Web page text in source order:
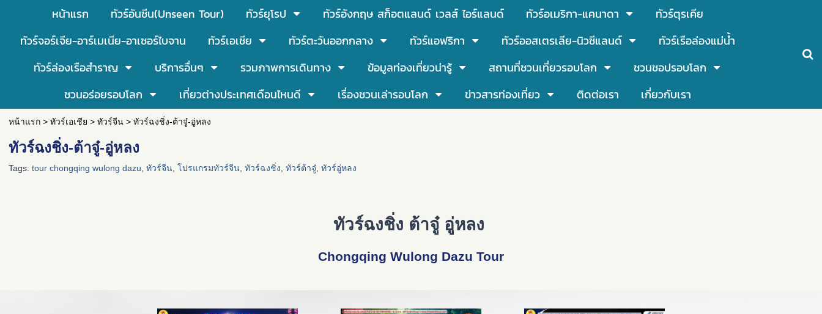
หน้าแรก ทัวร์อันซีน(Unseen Tour) ทัวร์ยุโรป ทัวร์อังกฤษ สก็อตแลนด์ เวลส์ ไอร์แลนด์ ทัวร์อเมริกา-แคนาดา
ทัวร์ตุรเคีย
ทัวร์จอร์เจีย-อาร์เมเนีย-อาเซอร์ไบจาน
ทัวร์เอเชีย ทัวร์ตะวันออกกลาง ทัวร์แอฟริกา ทัวร์ออสเตรเลีย-นิวซีแลนด์
ทัวร์เรือล่องแม่น้ำ
ทัวร์ล่องเรือสำราญ
บริการอื่นๆ รวมภาพการเดินทาง ข้อมูลท่องเที่ยวน่ารู้ สถานที่ชวนเที่ยวรอบโลก
ชวนชอปรอบโลก
ชวนอร่อยรอบโลก
เที่ยวต่างประเทศเดือนไหนดี เรื่องชวนเล่ารอบโลก ข่าวสารท่องเที่ยว ติดต่อเรา เกี่ยวกับเรา
หน้าแรก> ทัวร์เอเชีย > ทัวร์จีน> ทัวร์ฉงชิ่ง-ต้าจู๋-อู่หลง
ทัวร์ฉงชิ่ง-ต้าจู๋-อู่หลง
Tags: tour chongqing wulong dazu ทัวร์จีน โปรแกรมทัวร์จีน ทัวร์ฉงชิ่ง ทัวร์ต้าจู๋ ทัวร์อู่หลง
ทัวร์ฉงชิ่ง ต้าจู๋ อู่หลง
Chongqing Wulong Dazu Tour